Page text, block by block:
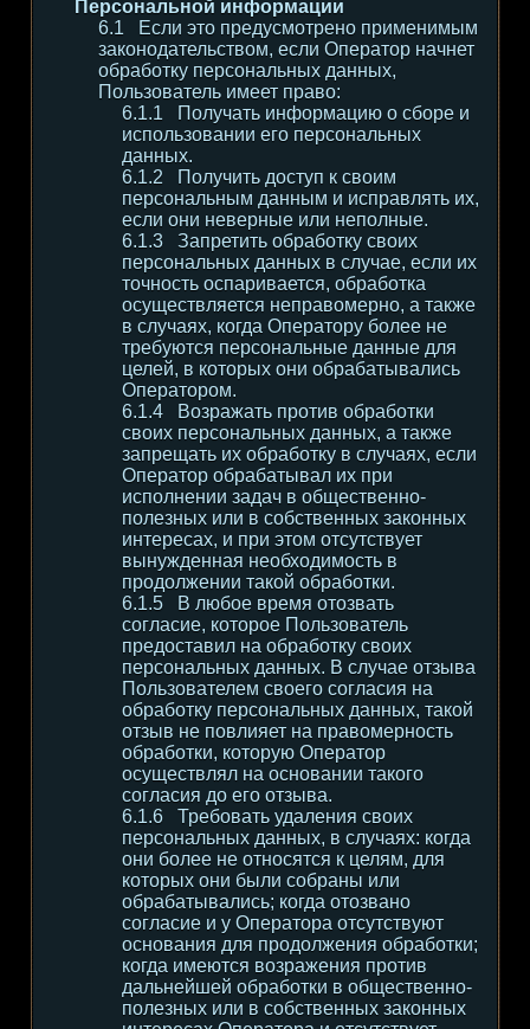
Персональной информации
Если это предусмотрено применимым
законодательством, если Оператор начнет
обработку персональных данных,
Пользователь имеет право:
Получать информацию о сборе и
использовании его персональных
данных.
Получить доступ к своим
персональным данным и исправлять их,
если они неверные или неполные.
Запретить обработку своих
персональных данных в случае, если их
точность оспаривается, обработка
осуществляется неправомерно, а также
в случаях, когда Оператору более не
требуются персональные данные для
целей, в которых они обрабатывались
Оператором.
Возражать против обработки
своих персональных данных, а также
запрещать их обработку в случаях, если
Оператор обрабатывал их при
исполнении задач в общественно-
полезных или в собственных законных
интересах, и при этом отсутствует
вынужденная необходимость в
продолжении такой обработки.
В любое время отозвать
согласие, которое Пользователь
предоставил на обработку своих
персональных данных. В случае отзыва
Пользователем своего согласия на
обработку персональных данных, такой
отзыв не повлияет на правомерность
обработки, которую Оператор
осуществлял на основании такого
согласия до его отзыва.
Требовать удаления своих
персональных данных, в случаях: когда
они более не относятся к целям, для
которых они были собраны или
обрабатывались; когда отозвано
согласие и у Оператора отсутствуют
основания для продолжения обработки;
когда имеются возражения против
дальнейшей обработки в общественно-
полезных или в собственных законных